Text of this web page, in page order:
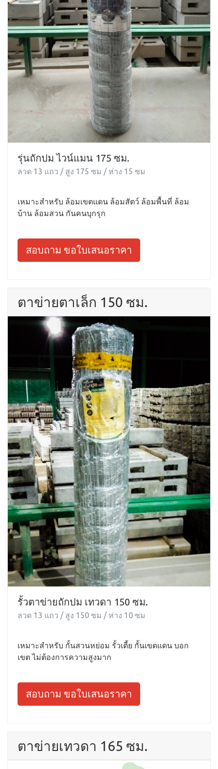
รุ่นถักปม ไวน์แมน 175 ซม.
ลวด 13 แถว / สูง 175 ซม / ห่าง 15 ซม
เหมาะสำหรับ ล้อมเขตแดน ล้อมสัตว์ ล้อมพื้นที่ ล้อม
บ้าน ล้อมสวน กันคนบุกรุก
สอบถาม ขอใบเสนอราคา
ตาข่ายตาเล็ก 150 ซม.
รั้วตาข่ายถักปม เทวดา 150 ซม.
ลวด 13 แถว / สูง 150 ซม / ห่าง 10 ซม
เหมาะสำหรับ กั้นสวนหย่อม รั้วเตี้ย กั้นเขตแดน บอก
เขต ไม่ต้องการความสูงมาก
สอบถาม ขอใบเสนอราคา
ตาข่ายเทวดา 165 ซม.